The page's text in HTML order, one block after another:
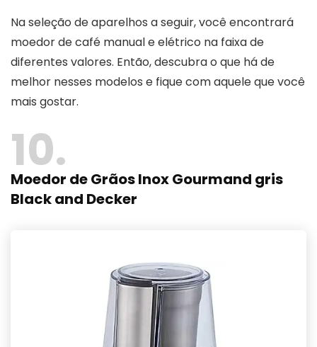
Na seleção de aparelhos a seguir, você encontrará
moedor de café manual e elétrico na faixa de
diferentes valores. Então, descubra o que há de
melhor nesses modelos e fique com aquele que você
mais gostar.
10
Moedor de Grãos Inox Gourmand gris
Black and Decker